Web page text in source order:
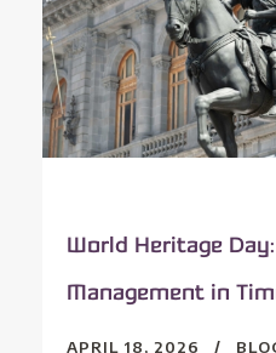
World Heritage
Management in
APRIL 18, 2026